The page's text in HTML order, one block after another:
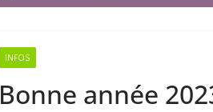
INFOS
Bonne année